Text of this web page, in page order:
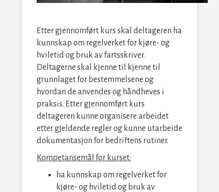
Etter gjennomført kurs skal deltageren ha
kunnskap om regelverket for kjøre- og
hviletid og bruk av fartsskriver.
Deltagerne skal kjenne til kjenne til
grunnlaget for bestemmelsene og
hvordan de anvendes og håndheves i
praksis. Etter gjennomført kurs
deltageren kunne organisere arbeidet
etter gjeldende regler og kunne utarbeide
dokumentasjon for bedriftens rutiner.
Kompetansemål for kurset:
ha kunnskap om regelverket for
kjøre- og hviletid og bruk av